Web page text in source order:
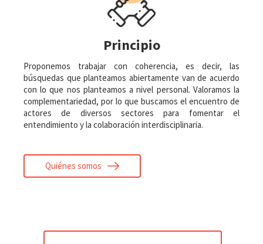
Principio
Proponemos trabajar con coherencia, es decir, las
búsquedas que planteamos abiertamente van de acuerdo
con lo que nos planteamos a nivel personal. Valoramos la
complementariedad, por lo que buscamos el encuentro de
actores de diversos sectores para fomentar el
entendimiento y la colaboración interdisciplinaria.
Quiénes somos